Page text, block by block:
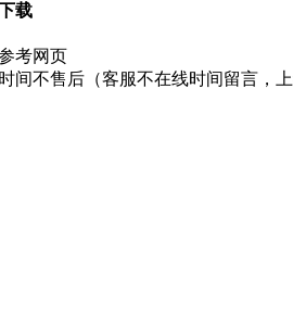
载
考网页
间不售后（客服不在线时间留言，上